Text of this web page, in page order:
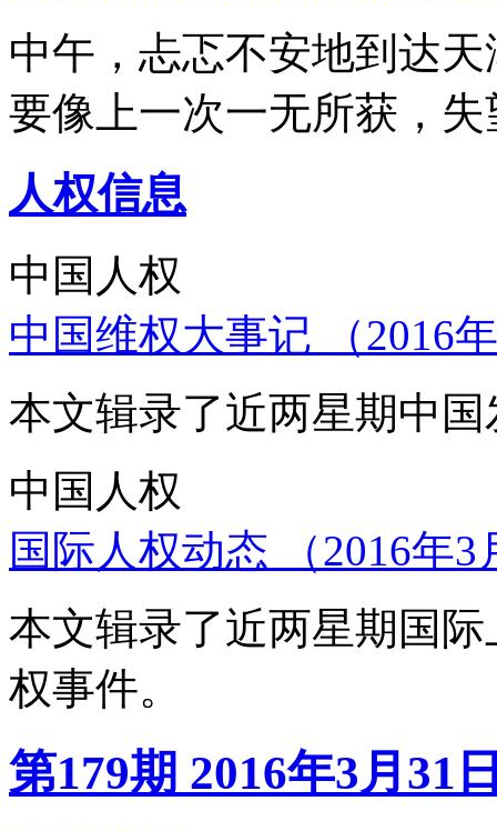
中午，忐忑不安地到达
要像上一次一无所获，
人权信息
中国人权
中国维权大事记 （2016
本文辑录了近两星期中
中国人权
国际人权动态 （2016年
本文辑录了近两星期国
权事件。
第179期 2016年3月31